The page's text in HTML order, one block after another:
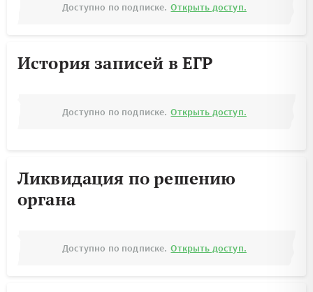
Доступно по подписке. Открыть доступ.
История записей в ЕГР
Доступно по подписке. Открыть доступ.
Ликвидация по решению
органа
Доступно по подписке. Открыть доступ.